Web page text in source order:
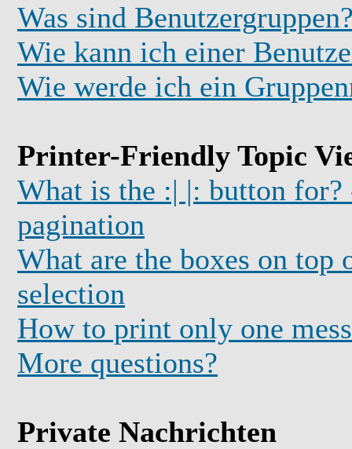
Was sind
Wie kann ich einer
Wie werde ich ein
Printer-Friendly Topic
What is the :| |: button
pagination
What are the boxes on top
selection
How to print only one
More questions?
Private Nachrichten